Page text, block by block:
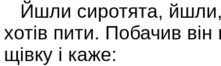
Йшли сиротята, йшли,
хотів пити. Побачив
щівку і каже: